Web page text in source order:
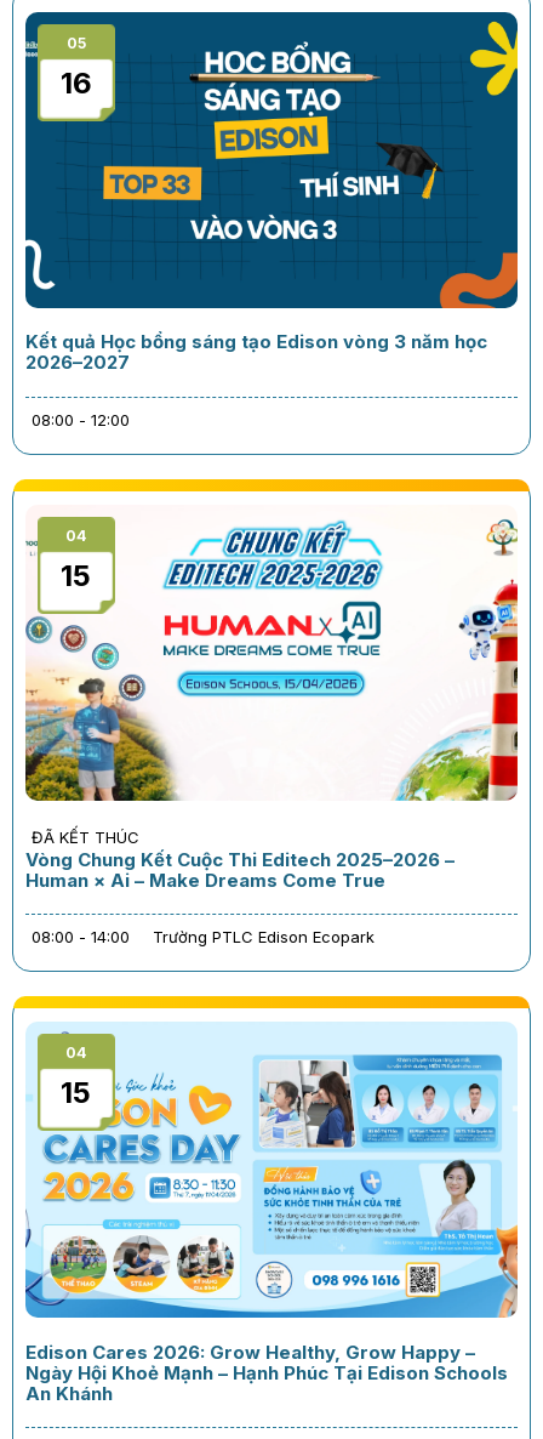
05
16
Kết quả Học bổng sáng tạo Edison vòng 3 năm học
2026–2027
08:00 - 12:00
04
15
ĐÃ KẾT THÚC
Vòng Chung Kết Cuộc Thi Editech 2025–2026 –
Human × Ai – Make Dreams Come True
08:00 - 14:00 Trường PTLC Edison Ecopark
04
15
Edison Cares 2026: Grow Healthy, Grow Happy –
Ngày Hội Khoẻ Mạnh – Hạnh Phúc Tại Edison Schools
An Khánh